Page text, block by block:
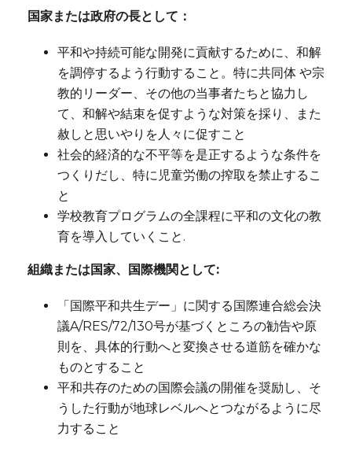
国家または政府の長として：
平和や持続可能な開発に貢献するために、和解
を調停するよう行動すること。特に共同体 や宗
教的リーダー、その他の当事者たちと協力し
て、和解や結束を促すような対策を採り、また
赦しと思いやりを人々に促すこと
社会的経済的な不平等を是正するような条件を
つくりだし、特に児童労働の搾取を禁止するこ
と
学校教育プログラムの全課程に平和の文化の教
育を導入していくこと.
組織または国家、国際機関として:
「国際平和共生デー」に関する国際連合総会決
議A/RES/72/130号が基づくところの勧告や原
則を、具体的行動へと変換させる道筋を確かな
ものとすること
平和共存のための国際会議の開催を奨励し、そ
うした行動が地球レベルへとつながるように尽
力すること